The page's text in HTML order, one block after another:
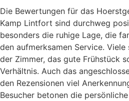
Die Bewertungen für das
Kamp Lintfort sind durchweg
besonders die ruhige Lage, die
den aufmerksamen Service. Viele
der Zimmer, das gute Frühstück
Verhältnis. Auch das
den Rezensionen viel
Besucher betonen die persönliche